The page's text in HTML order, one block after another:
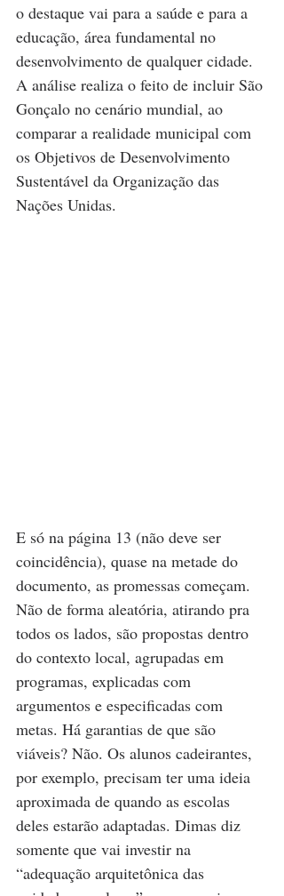
o destaque vai para a saúde e para a
educação, área fundamental no
desenvolvimento de qualquer cidade.
A análise realiza o feito de incluir São
Gonçalo no cenário mundial, ao
comparar a realidade municipal com
os Objetivos de Desenvolvimento
Sustentável da Organização das
Nações Unidas.
E só na página 13 (não deve ser
coincidência), quase na metade do
documento, as promessas começam.
Não de forma aleatória, atirando pra
todos os lados, são propostas dentro
do contexto local, agrupadas em
programas, explicadas com
argumentos e especificadas com
metas. Há garantias de que são
viáveis? Não. Os alunos cadeirantes,
por exemplo, precisam ter uma ideia
aproximada de quando as escolas
deles estarão adaptadas. Dimas diz
somente que vai investir na
“adequação arquitetônica das